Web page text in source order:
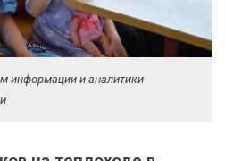
информации и аналитики